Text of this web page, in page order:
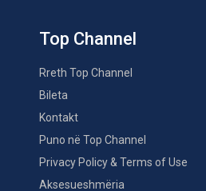
Top Channel
Rreth Top Channel
Bileta
Kontakt
Puno në Top Channel
Privacy Policy & Terms of Use
Aksesueshmëria